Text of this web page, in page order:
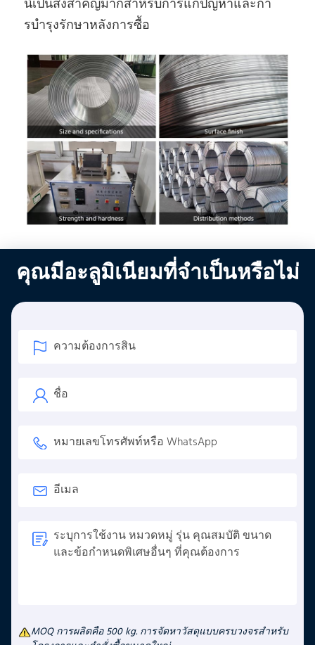
นี่เป็นสิ่งสําคัญมากสําหรับการแก้ปัญหาและกา
รบํารุงรักษาหลังการซื้อ
คุณมีอะลูมิเนียมที่จำเป็นหรือไม่
MOQ การผลิตคือ 500 kg. การจัดหาวัสดุแบบครบวงจรสำหรับ